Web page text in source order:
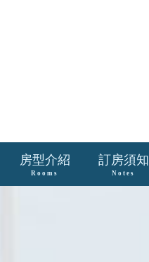
房型介紹
Rooms
訂房須知
Notes